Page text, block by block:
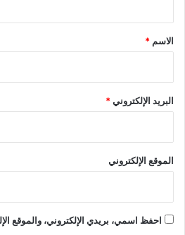
*
الاسم *
البريد الإلكتروني*
الموقع الإلكتروني
احفظ اسمي، بريدي الإلكتروني، والموقع